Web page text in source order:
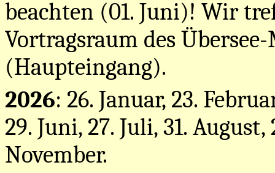
beachten (01. Juni)! Wir
Vortragsraum des
(Haupteingang).
2026: 26. Januar, 23.
29. Juni, 27. Juli, 31.
November.